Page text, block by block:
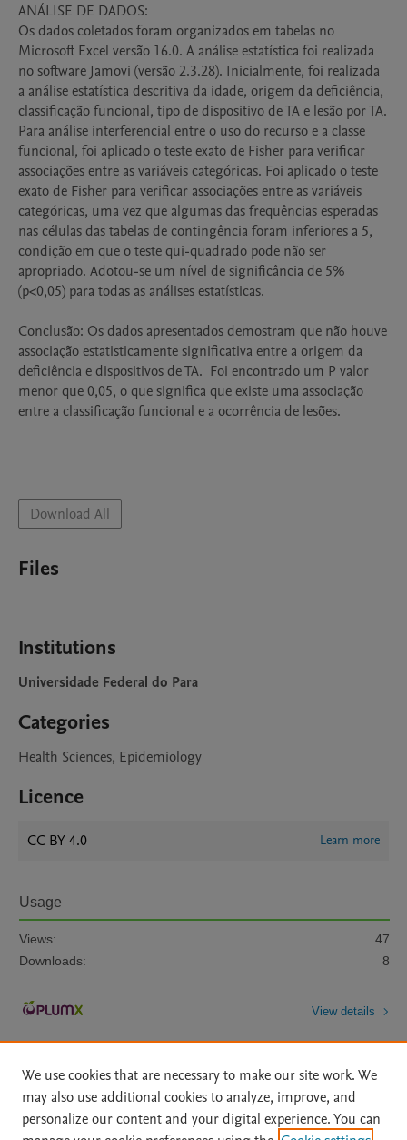
ANÁLISE DE DADOS:
Os dados coletados foram organizados em tabelas no
Microsoft Excel versão 16.0. A análise estatística foi realizada
no software Jamovi (versão 2.3.28). Inicialmente, foi realizada
a análise estatística descritiva da idade, origem da deficiência,
classificação funcional, tipo de dispositivo de TA e lesão por TA.
Para análise interferencial entre o uso do recurso e a classe
funcional, foi aplicado o teste exato de Fisher para verificar
associações entre as variáveis categóricas. Foi aplicado o teste
exato de Fisher para verificar associações entre as variáveis
categóricas, uma vez que algumas das frequências esperadas
nas células das tabelas de contingência foram inferiores a 5,
condição em que o teste qui-quadrado pode não ser
apropriado. Adotou-se um nível de significância de 5%
(p<0,05) para todas as análises estatísticas.
Conclusão: Os dados apresentados demostram que não houve
associação estatisticamente significativa entre a origem da
deficiência e dispositivos de TA.  Foi encontrado um P valor
menor que 0,05, o que significa que existe uma associação
entre a classificação funcional e a ocorrência de lesões.
Download All
Files
Institutions
Universidade Federal do Para
Categories
Health Sciences, Epidemiology
Licence
CC BY 4.0 Learn more
Usage
Views:
47
Downloads:
8
View details
We use cookies that are necessary to make our site work. We
may also use additional cookies to analyze, improve, and
personalize our content and your digital experience. You can